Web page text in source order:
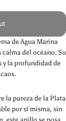
de Agua Marina
calma del océano. Su
y la profundidad de
la pureza de la Plata
por sí misma, sin